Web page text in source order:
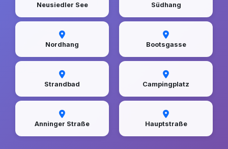
Neusiedler See Südhang
Nordhang Bootsgasse
Strandbad Campingplatz
Anninger Straße Hauptstraße